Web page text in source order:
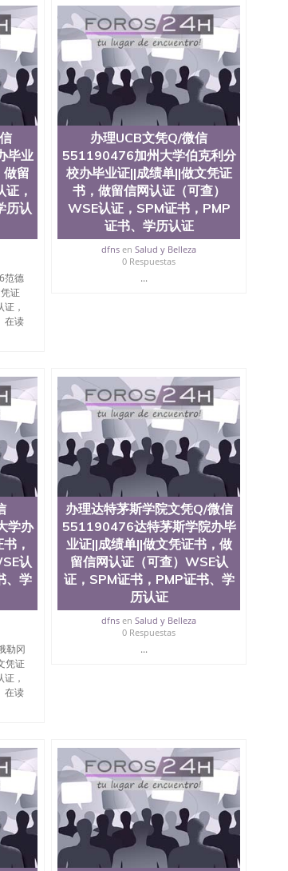
成绩单圣何塞州立大学文凭（San Jose
何塞州立大学（San Jose State
州立大学（San Jose State University）
学文凭（San Jose State University）文凭
学历（ San Jose State University）圣何
（San Jose State University）圣 塞州立
State University）圣何塞州立大学
）圣何塞州立大学（San Jose
）圣何塞州立大学学位证（San Jose
）圣何塞州立大学（San Jose State
州立大学（San Jose State University）圣
（San Jose State University）圣何塞州
（San Jose State University）圣何塞州
（San Jose State University）圣何塞州
（San Jose State University）圣何塞州
证书（San Jose State University）圣何
找人做文凭学位qq微信551190476澳洲
文凭/购买澳洲大学毕业证成绩单假文凭
凭学位qq微信551190476澳洲读CQU中
买澳洲大学毕业证成绩单假文凭学历办
凭证书，做留信网认证（可查）WSE认
Park
毕业
做留
，
历认
范德
证
，
在读
办理UCB文凭Q/微信
551190476加州大学伯克利分
校办毕业证||成绩单||做文凭证
书，做留信网认证（可查）
WSE认证，SPM证书，PMP
证书、学历认证
dfns enSalud y Belleza
0 Respuestas
...
学办
，
认
、学
勒冈
凭证
，
在读
办理达特茅斯学院文凭Q/微信
551190476达特茅斯学院办毕
业证||成绩单||做文凭证书，做
留信网认证（可查）WSE认
证，SPM证书，PMP证书、学
历认证
dfns enSalud y Belleza
0 Respuestas
...